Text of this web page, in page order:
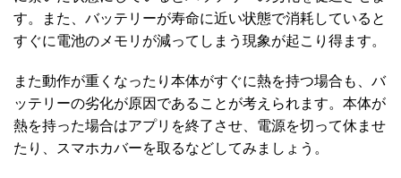
す。また、バッテリーが寿命に近い状態で消耗していると
すぐに電池のメモリが減ってしまう現象が起こり得ます。
また動作が重くなったり本体がすぐに熱を持つ場合も、バ
ッテリーの劣化が原因であることが考えられます。本体が
熱を持った場合はアプリを終了させ、電源を切って休ませ
たり、スマホカバーを取るなどしてみましょう。